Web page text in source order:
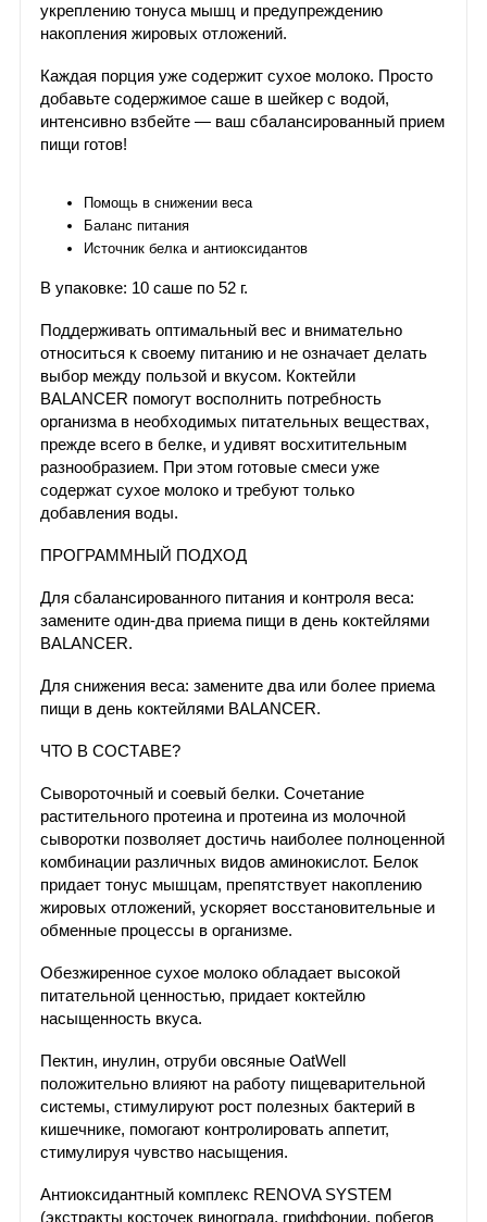
укреплению тонуса мышц и предупреждению
накопления жировых отложений.
Каждая порция уже содержит сухое молоко. Просто
добавьте содержимое саше в шейкер с водой,
интенсивно взбейте — ваш сбалансированный прием
пищи готов!
Помощь в снижении веса
Баланс питания
Источник белка и антиоксидантов
В упаковке: 10 саше по 52 г.
Поддерживать оптимальный вес и внимательно
относиться к своему питанию и не означает делать
выбор между пользой и вкусом. Коктейли
BALANCER помогут восполнить потребность
организма в необходимых питательных веществах,
прежде всего в белке, и удивят восхитительным
разнообразием. При этом готовые смеси уже
содержат сухое молоко и требуют только
добавления воды.
ПРОГРАММНЫЙ ПОДХОД
Для сбалансированного питания и контроля веса:
замените один-два приема пищи в день коктейлями
BALANCER.
Для снижения веса: замените два или более приема
пищи в день коктейлями BALANCER.
ЧТО В СОСТАВЕ?
Сывороточный и соевый белки. Сочетание
растительного протеина и протеина из молочной
сыворотки позволяет достичь наиболее полноценной
комбинации различных видов аминокислот. Белок
придает тонус мышцам, препятствует накоплению
жировых отложений, ускоряет восстановительные и
обменные процессы в организме.
Обезжиренное сухое молоко обладает высокой
питательной ценностью, придает коктейлю
насыщенность вкуса.
Пектин, инулин, отруби овсяные OatWell
положительно влияют на работу пищеварительной
системы, стимулируют рост полезных бактерий в
кишечнике, помогают контролировать аппетит,
стимулируя чувство насыщения.
Антиоксидантный комплекс RENOVA SYSTEM
(экстракты косточек винограда, гриффонии, побегов